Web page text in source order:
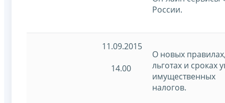
России.
11.09.2015
14.00
О новых
льготах и сроках
имущественных
налогов.